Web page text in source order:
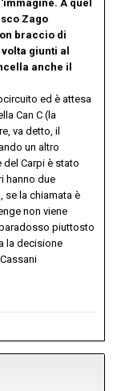
A quel
Zago
braccio di
giunti al
anche il
ed è attesa
Can C (la
va detto, il
un altro
Carpi è stato
hanno due
se la chiamata è
non viene
piuttosto
la decisione